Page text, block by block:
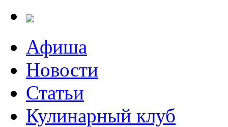
Афиша
Новости
Статьи
Кулинарный клуб